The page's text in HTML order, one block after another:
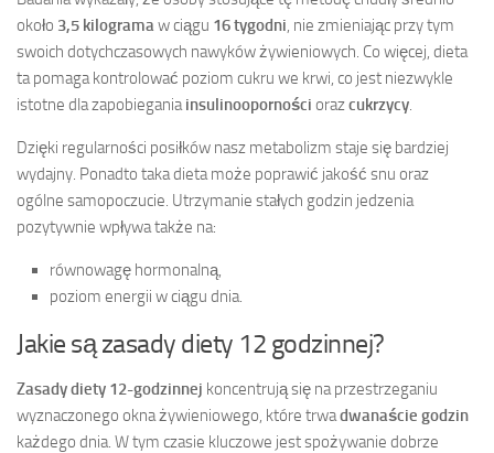
około 3,5 kilogramaw ciągu 16 tygodni, nie zmieniając przy tym
swoich dotychczasowych nawyków żywieniowych. Co więcej, dieta
ta pomaga kontrolować poziom cukru we krwi, co jest niezwykle
istotne dla zapobieganiainsulinooporności orazcukrzycy.
Dzięki regularności posiłków nasz metabolizm staje się bardziej
wydajny. Ponadto taka dieta może poprawić jakość snu oraz
ogólne samopoczucie. Utrzymanie stałych godzin jedzenia
pozytywnie wpływa także na:
równowagę hormonalną,
poziom energii w ciągu dnia.
Jakie są zasady diety 12 godzinnej?
Zasady diety 12-godzinnej koncentrują się na przestrzeganiu
wyznaczonego okna żywieniowego, które trwadwanaście godzin
każdego dnia. W tym czasie kluczowe jest spożywanie dobrze